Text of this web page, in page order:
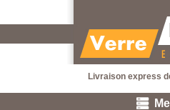
Livraison express